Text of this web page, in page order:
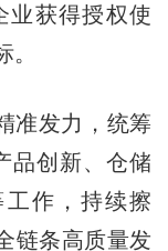
业获得授权使
发力，统筹
品创新、仓储
作，持续擦
链条高质量发